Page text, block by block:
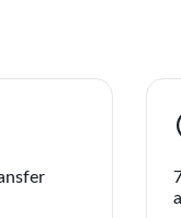
noch keine Reisen